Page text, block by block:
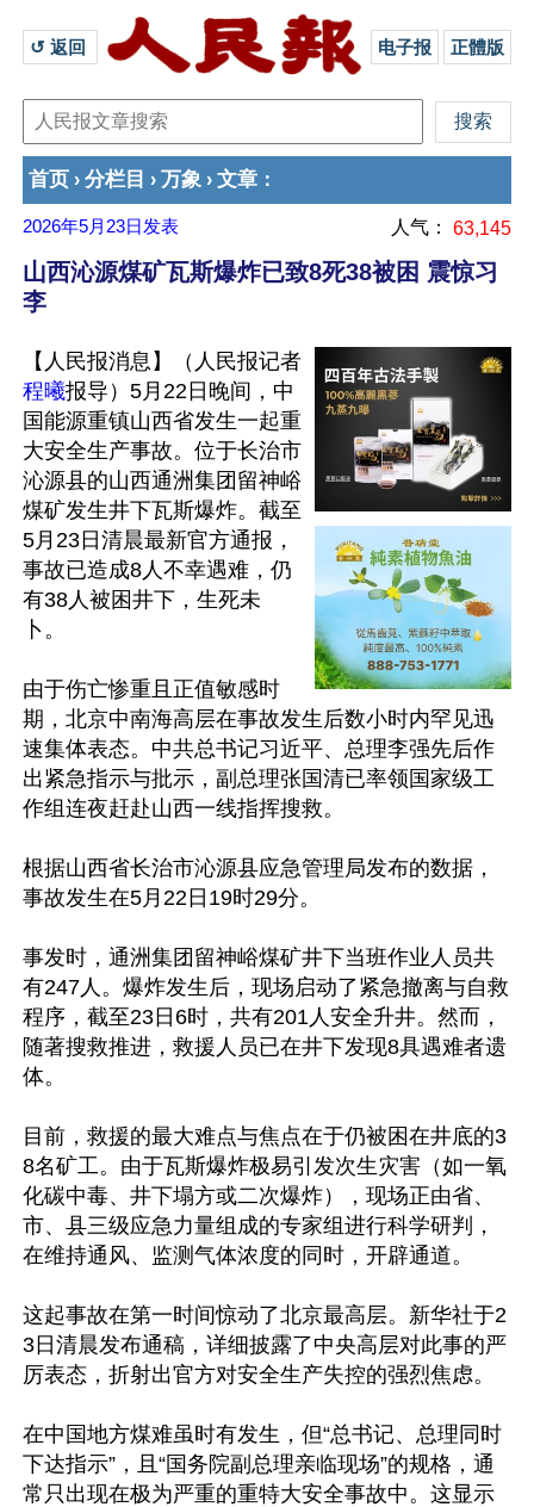
↺ 返回 电子报 正體版
首页 › 分栏目 › 万象 › 文章 ：
2026年5月23日 发表 人气： 63,145
山西沁源煤矿瓦斯爆炸已致8死38被困 震惊习
李
【人民报消息】（人民报记者
程曦报导）5月22日晚间，中
国能源重镇山西省发生一起重
大安全生产事故。位于长治市
沁源县的山西通洲集团留神峪
煤矿发生井下瓦斯爆炸。截至
5月23日清晨最新官方通报，
事故已造成8人不幸遇难，仍
有38人被困井下，生死未
卜。
由于伤亡惨重且正值敏感时
期，北京中南海高层在事故发生后数小时内罕见迅
速集体表态。中共总书记习近平、总理李强先后作
出紧急指示与批示，副总理张国清已率领国家级工
作组连夜赶赴山西一线指挥搜救。
根据山西省长治市沁源县应急管理局发布的数据，
事故发生在5月22日19时29分。
事发时，通洲集团留神峪煤矿井下当班作业人员共
有247人。爆炸发生后，现场启动了紧急撤离与自救
程序，截至23日6时，共有201人安全升井。然而，
随著搜救推进，救援人员已在井下发现8具遇难者遗
体。
目前，救援的最大难点与焦点在于仍被困在井底的3
8名矿工。由于瓦斯爆炸极易引发次生灾害（如一氧
化碳中毒、井下塌方或二次爆炸），现场正由省、
市、县三级应急力量组成的专家组进行科学研判，
在维持通风、监测气体浓度的同时，开辟通道。
这起事故在第一时间惊动了北京最高层。新华社于2
3日清晨发布通稿，详细披露了中央高层对此事的严
厉表态，折射出官方对安全生产失控的强烈焦虑。
在中国地方煤难虽时有发生，但“总书记、总理同时
下达指示”，且“国务院副总理亲临现场”的规格，通
常只出现在极为严重的重特大安全事故中。这显示